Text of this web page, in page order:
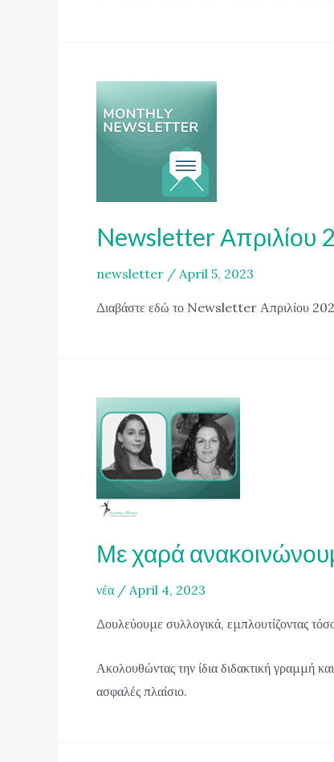
Newsletter Απριλίου
newsletter / April 5, 2023
Διαβάστε εδώ το Newsletter Απριλίου
Με χαρά
νέα / April 4, 2023
Δουλεύουμε συλλογικά, εμπλουτίζοντας
Ακολουθώντας την ίδια διδακτική γραμμή
ασφαλές πλαίσιο.